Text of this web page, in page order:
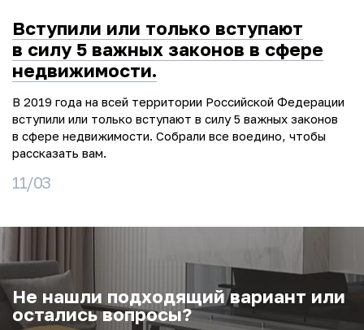
Вступили или только вступают
в силу 5 важных законов в сфере
недвижимости.
В 2019 года на всей территории Российской Федерации
вступили или только вступают в силу 5 важных законов
в сфере недвижимости. Собрали все воедино, чтобы
рассказать вам.
11/03
Не нашли подходящий вариант или
остались вопросы?